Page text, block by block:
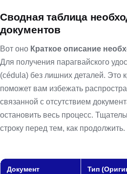
Сводная таблица
документов
Вот оно Краткое описание
Для получения парагвайского
(cédula) без лишних деталей. Это
поможет вам избежать
связанной с отсутствием
остановить весь процесс.
строку перед тем, как продолжить.
Документ
Тип